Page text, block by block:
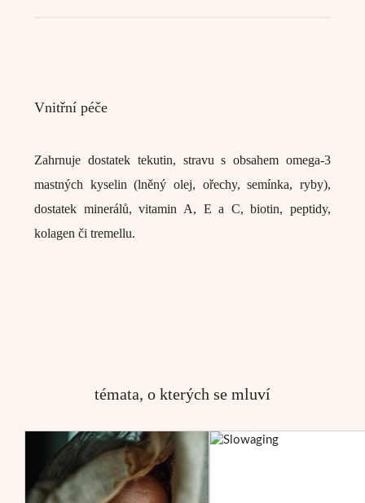
Vnitřní péče
Zahrnuje dostatek tekutin, stravu s obsahem omega-3
mastných kyselin (lněný olej, ořechy, semínka, ryby),
dostatek minerálů, vitamin A, E a C, biotin, peptidy,
kolagen či tremellu.
témata, o kterých se mluví